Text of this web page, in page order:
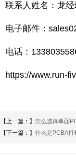
联系人姓名：龙经
电子邮件：
电话：
https://www.run-
【上一篇：】 怎么选择单面
【下一篇：】 什么是PCBA打